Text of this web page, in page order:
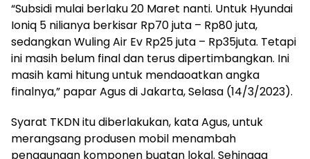
“Subsidi mulai berlaku 20 Maret nanti. Untuk Hyundai
Ioniq 5 nilianya berkisar Rp70 juta – Rp80 juta,
sedangkan Wuling Air Ev Rp25 juta – Rp35juta. Tetapi
ini masih belum final dan terus dipertimbangkan. Ini
masih kami hitung untuk mendaoatkan angka
finalnya,” papar Agus di Jakarta, Selasa (14/3/2023).
Syarat TKDN itu diberlakukan, kata Agus, untuk
merangsang produsen mobil menambah
penggunaan komponen buatan lokal. Sehingga